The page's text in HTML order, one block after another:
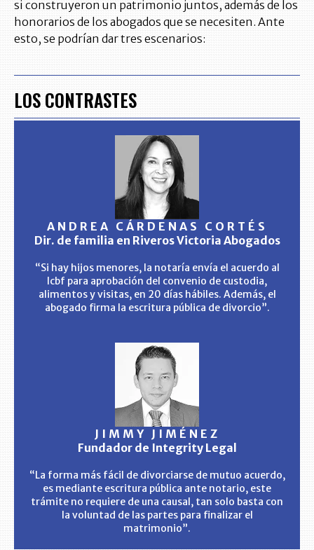
si construyeron un patrimonio juntos, además de los
honorarios de los abogados que se necesiten. Ante
esto, se podrían dar tres escenarios:
LOS CONTRASTES
ANDREA CÁRDENAS CORTÉS
Dir. de familia en Riveros Victoria Abogados
“Si hay hijos menores, la notaría envía el acuerdo al
Icbf para aprobación del convenio de custodia,
alimentos y visitas, en 20 días hábiles. Además, el
abogado firma la escritura pública de divorcio”.
JIMMY JIMÉNEZ
Fundador de Integrity Legal
“La forma más fácil de divorciarse de mutuo acuerdo,
es mediante escritura pública ante notario, este
trámite no requiere de una causal, tan solo basta con
la voluntad de las partes para finalizar el
matrimonio”.